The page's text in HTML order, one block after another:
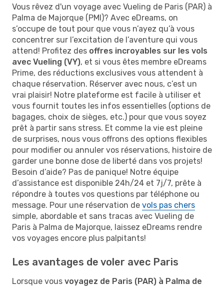
Vous rêvez d'un voyage avec Vueling de Paris (PAR) à
Palma de Majorque (PMI)? Avec eDreams, on
s’occupe de tout pour que vous n’ayez qu’à vous
concentrer sur l’excitation de l’aventure qui vous
attend! Profitez des offres incroyables sur les vols
avec Vueling (VY), et si vous êtes membre eDreams
Prime, des réductions exclusives vous attendent à
chaque réservation. Réserver avec nous, c’est un
vrai plaisir! Notre plateforme est facile à utiliser et
vous fournit toutes les infos essentielles (options de
bagages, choix de sièges, etc.) pour que vous soyez
prêt à partir sans stress. Et comme la vie est pleine
de surprises, nous vous offrons des options flexibles
pour modifier ou annuler vos réservations, histoire de
garder une bonne dose de liberté dans vos projets!
Besoin d’aide? Pas de panique! Notre équipe
d’assistance est disponible 24h/24 et 7j/7, prête à
répondre à toutes vos questions par téléphone ou
message. Pour une réservation de vols pas chers
simple, abordable et sans tracas avec Vueling de
Paris à Palma de Majorque, laissez eDreams rendre
vos voyages encore plus palpitants!
Les avantages de voler avec Paris
Lorsque vous voyagez de Paris (PAR) à Palma de